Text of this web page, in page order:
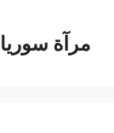
المحتوىمرآة سوريا